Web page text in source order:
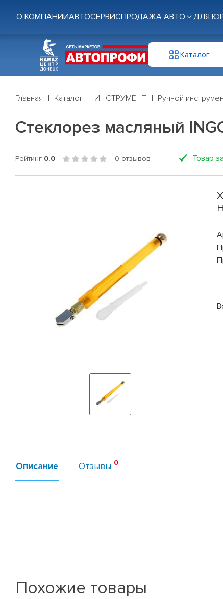
О КОМПАНИИАВТОСЕРВИСПРОДАЖА АВТО ДЛЯ
Каталог
Главная Каталог ИНСТРУМЕНТ Ручной
Стеклорез масляный
Рейтинг 0.0 0 отзывов Товар
Описание Отзывы
Похожие товары